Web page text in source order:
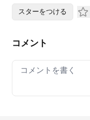
スターをつける
コメント
Your comment